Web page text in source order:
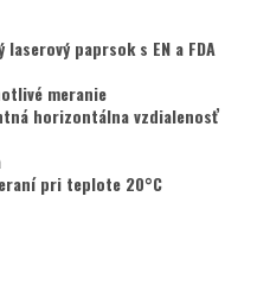
paprsok s EN a FDA
meranie
horizontálna vzdialenosť
pri teplote 20°C